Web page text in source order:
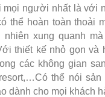
mọi người nhất là với
thể hoàn toàn thoải
nhiên xung quanh
thiết kế nhỏ gọn và
các không gian
thể nói
dành cho mọi khách